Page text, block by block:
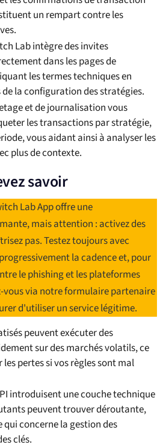
un rempart contre les
Lab intègre des invites
dans les pages de
les termes techniques en
la configuration des stratégies.
et de journalisation vous
les transactions par stratégie,
vous aidant ainsi à analyser les
plus de contexte.
savoir
Lab App offre une
mais attention : activez des
pas. Testez toujours avec
la cadence et, pour
le phishing et les plateformes
vous via notre formulaire partenaire
d'utiliser un service légitime.
peuvent exécuter des
sur des marchés volatils, ce
pertes si vos règles sont mal
introduisent une couche technique
peuvent trouver déroutante,
concerne la gestion des
clés.